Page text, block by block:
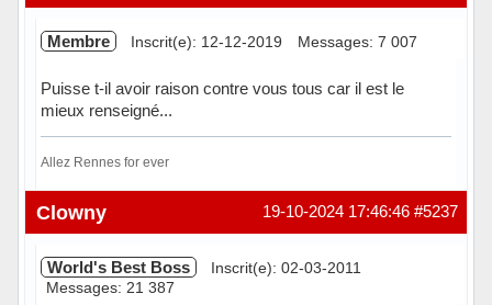
Membre Inscrit(e): 12-12-2019 Messages: 7 007
Puisse t-il avoir raison contre vous tous car il est le
mieux renseigné...
Allez Rennes for ever
Hors ligne #5237
19-10-2024 17:46:46
Clowny
World's Best Boss
Inscrit(e): 02-03-2011
Messages: 21 387